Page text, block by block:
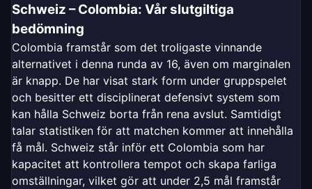
Schweiz – Colombia: Vår slutgiltiga
bedömning
Colombia framstår som det troligaste vinnande
alternativet i denna runda av 16, även om marginalen
är knapp. De har visat stark form under gruppspelet
och besitter ett disciplinerat defensivt system som
kan hålla Schweiz borta från rena avslut. Samtidigt
talar statistiken för att matchen kommer att innehålla
få mål. Schweiz står inför ett Colombia som har
kapacitet att kontrollera tempot och skapa farliga
omställningar, vilket gör att under 2,5 mål framstår